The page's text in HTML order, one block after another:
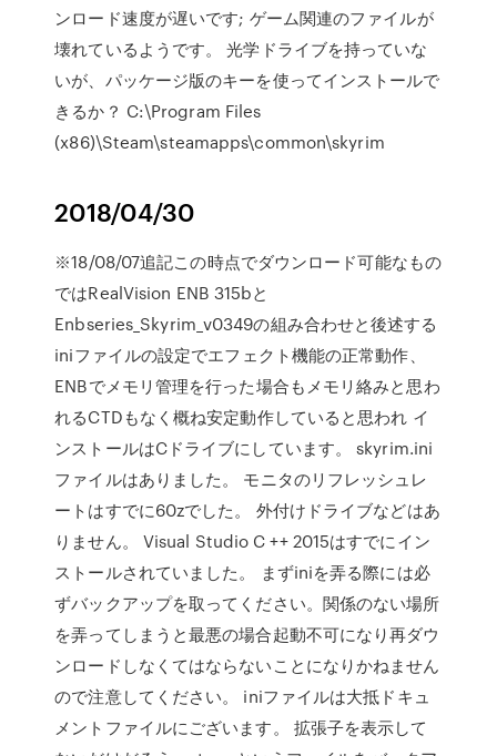
ンロード速度が遅いです; ゲーム関連のファイルが
壊れているようです。 光学ドライブを持っていな
いが、パッケージ版のキーを使ってインストールで
きるか？ C:\Program Files
(x86)\Steam\steamapps\common\skyrim
2018/04/30
※18/08/07追記この時点でダウンロード可能なもの
ではRealVision ENB 315bと
Enbseries_Skyrim_v0349の組み合わせと後述する
iniファイルの設定でエフェクト機能の正常動作、
ENBでメモリ管理を行った場合もメモリ絡みと思わ
れるCTDもなく概ね安定動作していると思われ イ
ンストールはCドライブにしています。 skyrim.ini
ファイルはありました。 モニタのリフレッシュレ
ートはすでに60zでした。 外付けドライブなどはあ
りません。 Visual Studio C ++ 2015はすでにイン
ストールされていました。 まずiniを弄る際には必
ずバックアップを取ってください。関係のない場所
を弄ってしまうと最悪の場合起動不可になり再ダウ
ンロードしなくてはならないことになりかねません
ので注意してください。 iniファイルは大抵ドキュ
メントファイルにございます。 拡張子を表示して